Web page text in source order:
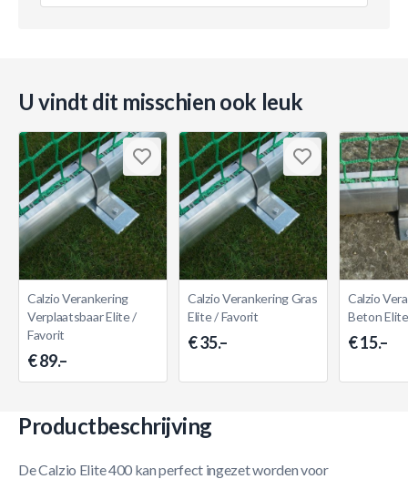
U vindt dit misschien ook leuk
Calzio Verankering
Verplaatsbaar Elite /
Favorit
€ 89.–
Calzio Verankering Gras
Elite / Favorit
€ 35.–
Calzio
Beton
€ 15.–
Productbeschrijving
De Calzio Elite 400 kan perfect ingezet worden voor